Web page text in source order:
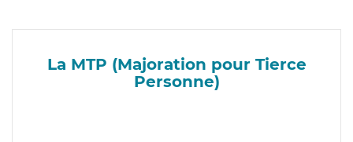
La MTP (Majoration pour Tierce
Personne)